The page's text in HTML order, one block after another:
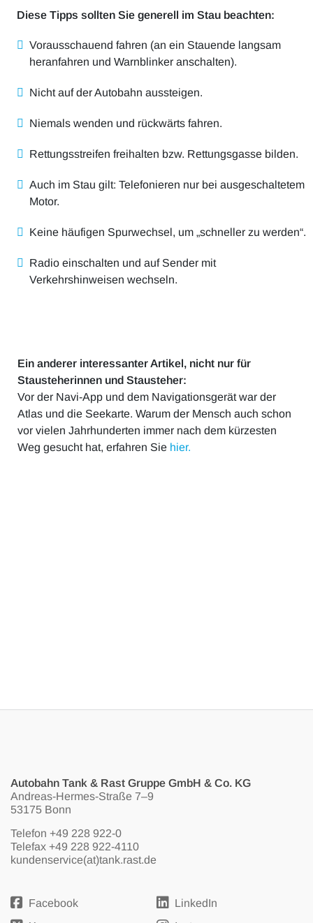
Diese Tipps sollten Sie generell im Stau beachten:
Vorausschauend fahren (an ein Stauende langsam
heranfahren und Warnblinker anschalten).
Nicht auf der Autobahn aussteigen.
Niemals wenden und rückwärts fahren.
Rettungsstreifen freihalten bzw. Rettungsgasse bilden.
Auch im Stau gilt: Telefonieren nur bei ausgeschaltetem
Motor.
Keine häufigen Spurwechsel, um „schneller zu werden“.
Radio einschalten und auf Sender mit
Verkehrshinweisen wechseln.
Ein anderer interessanter Artikel, nicht nur für
Stausteherinnen und Stausteher:
Vor der Navi-App und dem Navigationsgerät war der
Atlas und die Seekarte. Warum der Mensch auch schon
vor vielen Jahrhunderten immer nach dem kürzesten
Weg gesucht hat, erfahren Sie hier.
Autobahn Tank & Rast Gruppe GmbH & Co. KG
Andreas-Hermes-Straße 7–9
53175 Bonn
Telefon +49 228 922-0
Telefax +49 228 922-4110
kundenservice(at)tank.rast.de
Facebook
LinkedIn